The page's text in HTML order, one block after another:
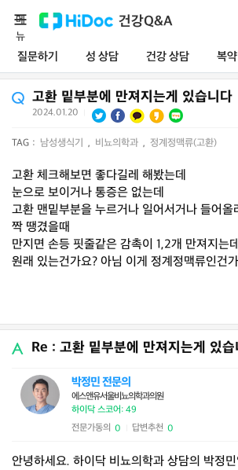
건강Q&A
질문하기 성 상담 건강 상담 복
메
뉴
고환 밑부분에 만져지는게 있습니다
2024.01.20
TAG : 남성생식기 , 비뇨의학과 , 정계정맥류(고환)
고환 체크해보면 좋다길레 해봤는데
눈으로 보이거나 통증은 없는데
고환 맨밑부분을 누르거나 일어서거나 들어올
짝 땡겼을때
만지면 손등 핏줄같은 감촉이 1,2개 만져지는데
원래 있는건가요? 아님 이게 정계정맥류인건
Re : 고환 밑부분에 만져지는게 있습
박정민 전문의
에스앤유서울비뇨의학과의원
하이닥 스코어: 49
전문가동의 0 답변추천 0
안녕하세요. 하이닥 비뇨의학과 상담의 박정